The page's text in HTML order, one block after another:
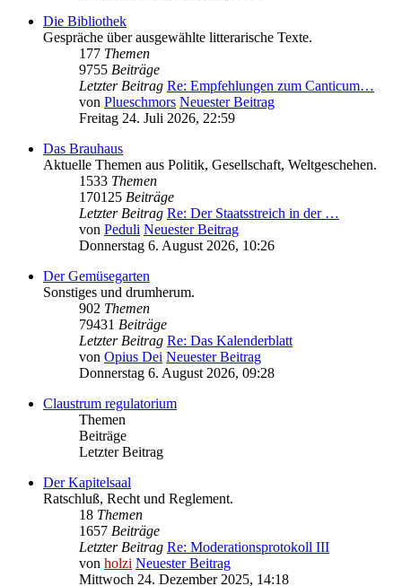
Die Bibliothek
Gespräche über ausgewählte litterarische Texte.
177 Themen
9755 Beiträge
Letzter Beitrag Re: Empfehlungen zum Canticum…
von Plueschmors Neuester Beitrag
Freitag 24. Juli 2026, 22:59
Das Brauhaus
Aktuelle Themen aus Politik, Gesellschaft, Weltgeschehen.
1533 Themen
170125 Beiträge
Letzter Beitrag Re: Der Staatsstreich in der …
von Peduli Neuester Beitrag
Donnerstag 6. August 2026, 10:26
Der Gemüsegarten
Sonstiges und drumherum.
902 Themen
79431 Beiträge
Letzter Beitrag Re: Das Kalenderblatt
von Opius Dei Neuester Beitrag
Donnerstag 6. August 2026, 09:28
Claustrum regulatorium
Themen
Beiträge
Letzter Beitrag
Der Kapitelsaal
Ratschluß, Recht und Reglement.
18 Themen
1657 Beiträge
Letzter Beitrag Re: Moderationsprotokoll III
von holzi Neuester Beitrag
Mittwoch 24. Dezember 2025, 14:18